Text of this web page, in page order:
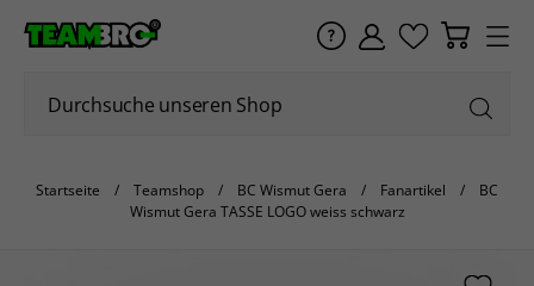
Startseite Teamshop BC Wismut Gera Fanartikel
BC
Wismut Gera TASSE LOGO weiss schwarz